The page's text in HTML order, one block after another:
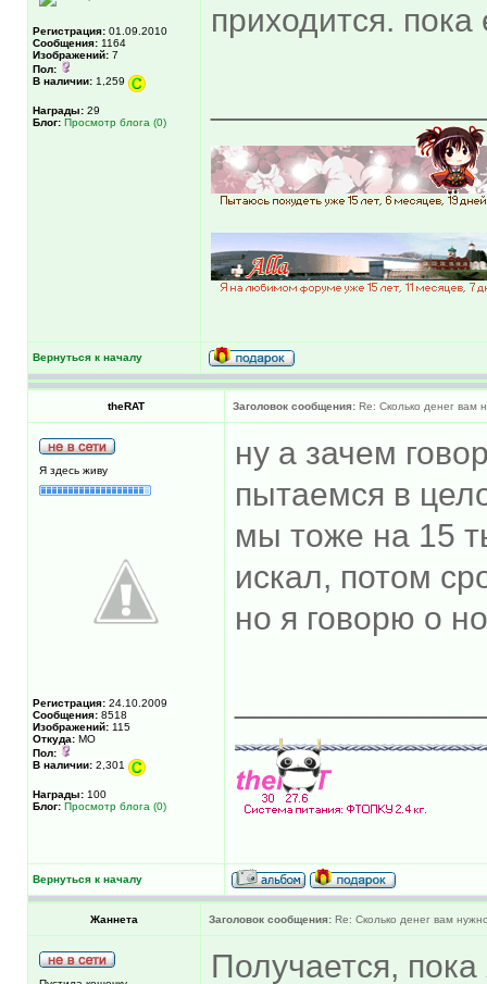
Регистрация: 01.09.2010
Сообщения: 1164
Изображений: 7
Пол:
В наличии: 1,259
Награды: 29
Блог: Просмотр блога (0)
приходится.
Вернуться к началу
theRAT Заголовок сообщения: Re: Сколько денег вам
Я здесь живу
Регистрация: 24.10.2009
Сообщения: 8518
Изображений: 115
Откуда: МО
Пол:
В наличии: 2,301
Награды: 100
Блог: Просмотр блога (0)
ну а зачем
пытаемся в
мы тоже на 15
искал, потом
но я говорю о
Вернуться к началу
Жаннета Заголовок сообщения: Re: Сколько денег вам
Получается,